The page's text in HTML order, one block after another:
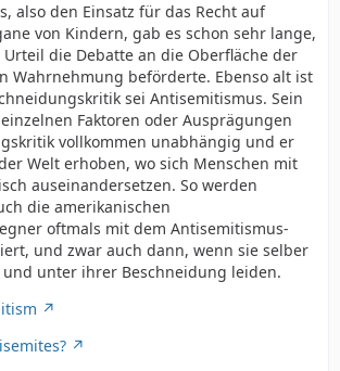
also den Einsatz für das Recht auf
von Kindern, gab es schon sehr lange,
Urteil die Debatte an die Oberfläche der
Wahrnehmung beförderte. Ebenso alt ist
sei Antisemitismus. Sein
Faktoren oder Ausprägungen
vollkommen unabhängig und er
Welt erhoben, wo sich Menschen mit
auseinandersetzen. So werden
die amerikanischen
oftmals mit dem Antisemitismus-
und zwar auch dann, wenn sie selber
unter ihrer Beschneidung leiden.